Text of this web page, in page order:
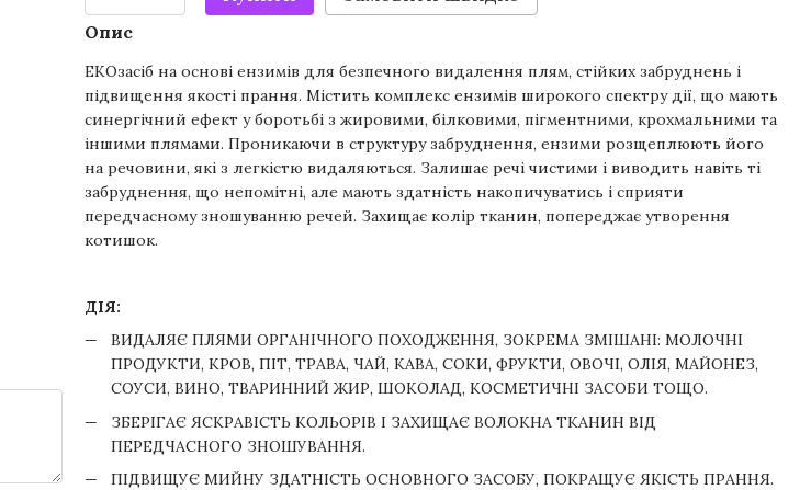
Опис
ЕКОзасіб на основі ензимів для безпечного видалення плям, стійких забруднень і
підвищення якості прання. Містить комплекс ензимів широкого спектру дії, що мають
синергічний ефект у боротьбі з жировими, білковими, пігментними, крохмальними та
іншими плямами. Проникаючи в структуру забруднення, ензими розщеплюють його
на речовини, які з легкістю видаляються. Залишає речі чистими і виводить навіть ті
забруднення, що непомітні, але мають здатність накопичуватись і сприяти
передчасному зношуванню речей. Захищає колір тканин, попереджає утворення
котишок.
ДІЯ:
ВИДАЛЯЄ ПЛЯМИ ОРГАНІЧНОГО ПОХОДЖЕННЯ, ЗОКРЕМА ЗМІШАНІ: МОЛОЧНІ
ПРОДУКТИ, КРОВ, ПІТ, ТРАВА, ЧАЙ, КАВА, СОКИ, ФРУКТИ, ОВОЧІ, ОЛІЯ, МАЙОНЕЗ,
СОУСИ, ВИНО, ТВАРИННИЙ ЖИР, ШОКОЛАД, КОСМЕТИЧНІ ЗАСОБИ ТОЩО.
ЗБЕРІГАЄ ЯСКРАВІСТЬ КОЛЬОРІВ І ЗАХИЩАЄ ВОЛОКНА ТКАНИН ВІД
ПЕРЕДЧАСНОГО ЗНОШУВАННЯ.
ПІДВИЩУЄ МИЙНУ ЗДАТНІСТЬ ОСНОВНОГО ЗАСОБУ, ПОКРАЩУЄ ЯКІСТЬ ПРАННЯ.